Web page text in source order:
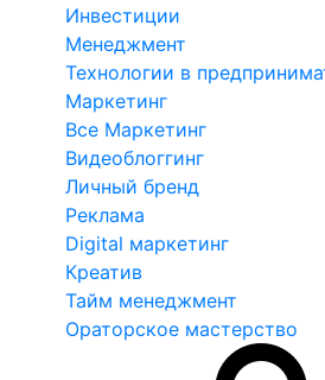
Инвестиции
Менеджмент
Технологии в
Маркетинг
Все Маркетинг
Видеоблоггинг
Личный бренд
Реклама
Digital маркетинг
Креатив
Тайм менеджмент
Ораторское мастерство